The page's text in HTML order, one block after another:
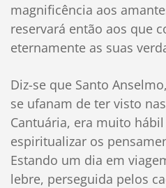
magnificência aos
reservará então aos que
eternamente as suas
Diz-se que Santo
se ufanam de ter visto
Cantuária, era muito
espiritualizar os
Estando um dia em
lebre, perseguida pelos